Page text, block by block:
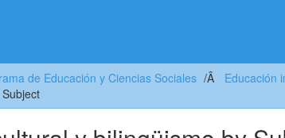
de Educación y Ciencias Sociales
Educación